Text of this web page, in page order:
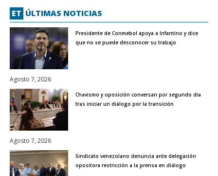
ET ÚLTIMAS NOTICIAS
Presidente de Conmebol apoya a Infantino y dice
que no se puede desconocer su trabajo
Agosto 7, 2026
Chavismo y oposición conversan por segundo día
tras iniciar un diálogo por la transición
Agosto 7, 2026
Sindicato venezolano denuncia ante delegación
opositora restricción a la prensa en diálogo